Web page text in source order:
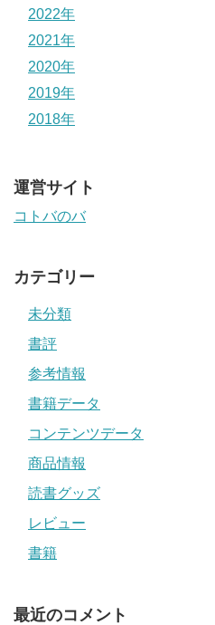
2022年
2021年
2020年
2019年
2018年
運営サイト
コトバのバ
カテゴリー
未分類
書評
参考情報
書籍データ
コンテンツデータ
商品情報
読書グッズ
レビュー
書籍
最近のコメント